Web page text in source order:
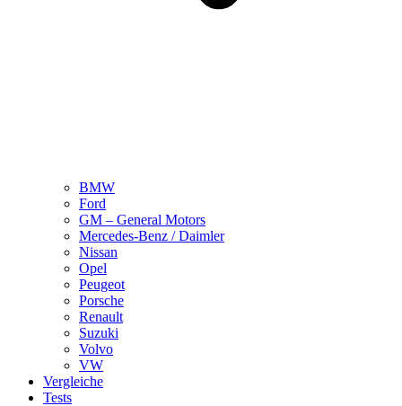
BMW
Ford
GM – General Motors
Mercedes-Benz / Daimler
Nissan
Opel
Peugeot
Porsche
Renault
Suzuki
Volvo
VW
Vergleiche
Tests